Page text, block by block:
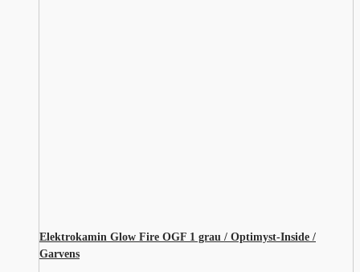
Elektrokamin Glow Fire OGF 1 grau / Optimyst-Inside /
Garvens